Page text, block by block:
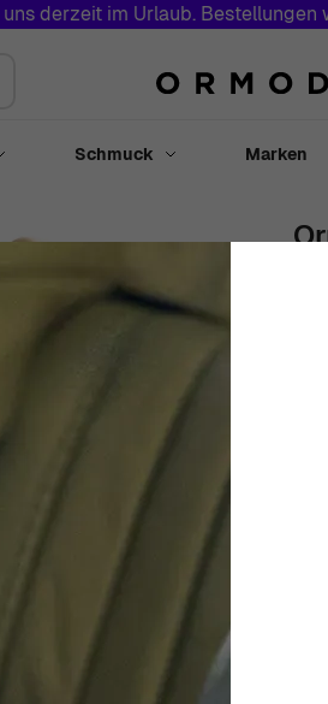
derzeit im Urlaub. Bestellungen
Toggle submenu for Uhren
Schmuck Toggle submenu
Marken